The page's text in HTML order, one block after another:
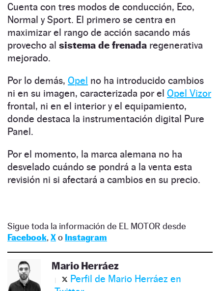
Cuenta con tres modos de conducción, Eco,
Normal y Sport. El primero se centra en
maximizar el rango de acción sacando más
provecho al sistema de frenada regenerativa
mejorado.
Por lo demás, Opel no ha introducido cambios
ni en su imagen, caracterizada por el Opel Vizor
frontal, ni en el interior y el equipamiento,
donde destaca la instrumentación digital Pure
Panel.
Por el momento, la marca alemana no ha
desvelado cuándo se pondrá a la venta esta
revisión ni si afectará a cambios en su precio.
Sigue toda la información de EL MOTOR desde
Facebook, Xo Instagram
Mario Herráez
Perfil de Mario Herráez en